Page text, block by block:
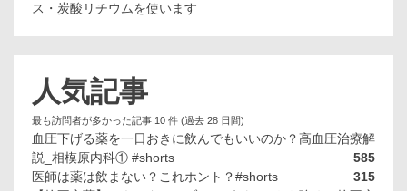
ス・炭酸リチウムを使います
人気記事
最も訪問者が多かった記事 10 件 (過去 28 日間)
血圧下げる薬を一日おきに飲んでもいいのか？高血圧治療解
説_相模原内科① #shorts
585
医師は薬は飲まない？これホント？#shorts
315